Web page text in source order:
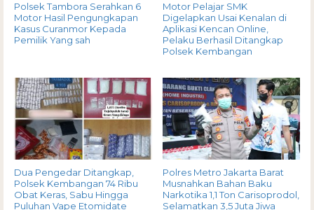
Polsek Tambora Serahkan 6
Motor Hasil Pengungkapan
Kasus Curanmor Kepada
Pemilik Yang sah
Motor Pelajar SMK
Digelapkan Usai Kenalan di
Aplikasi Kencan Online,
Pelaku Berhasil Ditangkap
Polsek Kembangan
Dua Pengedar Ditangkap,
Polsek Kembangan 74 Ribu
Obat Keras, Sabu Hingga
Puluhan Vape Etomidate
Polres Metro Jakarta Barat
Musnahkan Bahan Baku
Narkotika 1,1 Ton Carisoprodol,
Selamatkan 3,5 Juta Jiwa